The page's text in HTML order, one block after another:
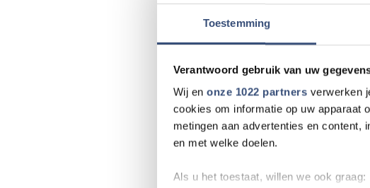
Toestemming
Verantwoord gebruik van uw
Wij en onze 1022 partners verwerken
cookies om informatie op uw apparaat
metingen aan advertenties en content,
en met welke doelen.
Als u het toestaat, willen we ook graag:
producten en de winkel
kampvuur waar
aan een speurtocht en
vinden opde website van
Het evenement duurt van
Meer nieuws